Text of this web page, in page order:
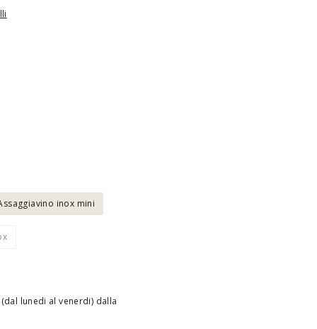
inox mini
lunedi al venerdi) dalla